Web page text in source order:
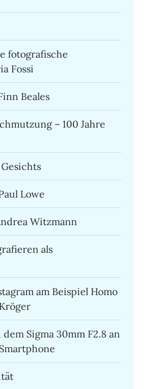
fotografische
Fossi
Beales
– 100 Jahre
Lowe
Witzmann
als
am Beispiel Homo
Sigma 30mm F2.8 an